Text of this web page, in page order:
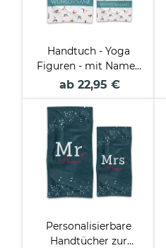
Handtuch - Yoga
Figuren - mit Name -
in zwei Größen
ab 22,95 €
Personalisierbare
Handtücher zur